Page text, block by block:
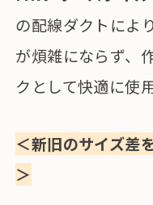
の配線ダクトによ
が煩雑にならず、
クとして快適に使
＜新旧のサイズ差
＞